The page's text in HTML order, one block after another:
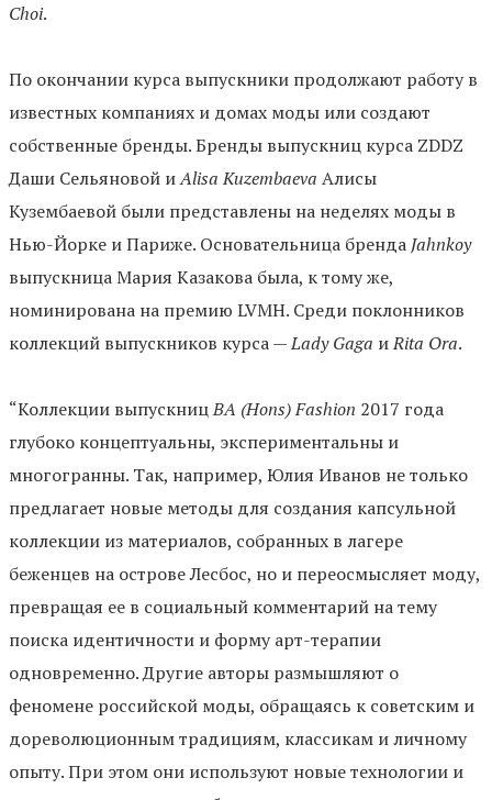
Choi.
По окончании курса выпускники продолжают работу в
известных компаниях и домах моды или создают
собственные бренды. Бренды выпускниц курса ZDDZ
Даши Сельяновой иAlisa Kuzembaeva Алисы
Кузембаевой были представлены на неделях моды в
Нью-Йорке и Париже. Основательница бренда Jahnkoy
выпускница Мария Казакова была, к тому же,
номинирована на премию LVMH. Среди поклонников
коллекций выпускников курса —Lady Gaga иRita Ora.
“Коллекции выпускницBA (Hons) Fashion 2017 года
глубоко концептуальны, экспериментальны и
многогранны. Так, например, Юлия Иванов не только
предлагает новые методы для создания капсульной
коллекции из материалов, собранных в лагере
беженцев на острове Лесбос, но и переосмысляет моду,
превращая ее в социальный комментарий на тему
поиска идентичности и форму арт-терапии
одновременно. Другие авторы размышляют о
феномене российской моды, обращаясь к советским и
дореволюционным традициям, классикам и личному
опыту. При этом они используют новые технологии и